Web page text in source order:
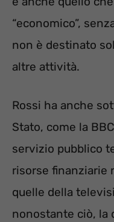
“economico”,
non è destinato
altre attività.
Rossi ha anche
Stato, come la
servizio pubblico
risorse finanziarie
quelle della
nonostante ciò, la